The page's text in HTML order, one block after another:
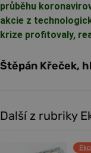
průběhu
akcie z
krize profitovaly,
Štěpán Křeček,
Další z rubriky